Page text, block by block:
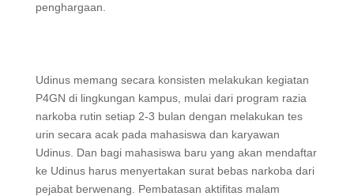
penghargaan.
Udinus memang secara konsisten melakukan kegiatan
P4GN di lingkungan kampus, mulai dari program razia
narkoba rutin setiap 2-3 bulan dengan melakukan tes
urin secara acak pada mahasiswa dan karyawan
Udinus. Dan bagi mahasiswa baru yang akan mendaftar
ke Udinus harus menyertakan surat bebas narkoba dari
pejabat berwenang. Pembatasan aktifitas malam